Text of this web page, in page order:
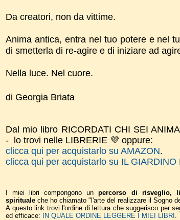
Da creatori, non da vittime.
Anima antica, entra nel tuo potere e nel
di smetterla di re-agire e di iniziare ad
Nella luce. Nel cuore.
di Georgia Briata
Dal mio libro RICORDATI CHI SEI
- lo trovi nelle LIBRERIE 💜 oppure:
clicca qui per acquistarlo su AMAZON.
clicca qui per acquistarlo su IL GIARDINO
I miei libri compongono unpercorso di risveglio,
spirituale che ho chiamato "l'arte del realizzare il Sogno
A questo link trovi l'ordine di lettura che suggerisco per
ed efficace:
IN QUALE ORDINE LEGGERE I MIEI LIBRI .